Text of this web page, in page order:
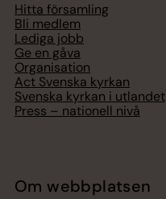
Hitta församling
Bli medlem
Lediga jobb
Ge en gåva
Organisation
Act Svenska kyrkan
Svenska kyrkan i utlandet
Press – nationell nivå
Om webbplatsen